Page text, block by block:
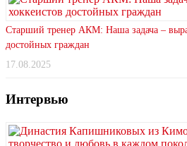
Старший тренер АКМ: Наша задача –
достойных граждан
17.08.2025
Интервью